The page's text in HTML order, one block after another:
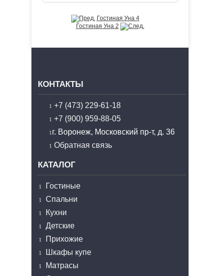
Гостиная Уна 4
Гостиная Уна 2
КОНТАКТЫ
+7 (473) 229-61-18
+7 (900) 959-88-05
г. Воронеж, Московский пр-т, д. 36
Обратная связь
КАТАЛОГ
Гостиные
Спальни
Кухни
Детские
Прихожие
Шкафы купе
Матрасы